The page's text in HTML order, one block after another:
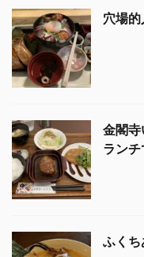
穴場
金閣
ラン
ふく